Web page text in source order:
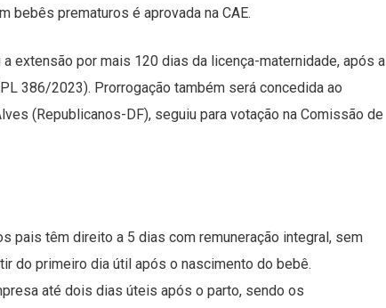
bebês prematuros é aprovada na CAE.
extensão por mais 120 dias da licença-maternidade, após a
386/2023). Prorrogação também será concedida ao
(Republicanos-DF), seguiu para votação na Comissão de
pais têm direito a 5 dias com remuneração integral, sem
do primeiro dia útil após o nascimento do bebê.
até dois dias úteis após o parto, sendo os